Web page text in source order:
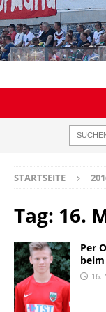
STARTSEITE
Tag: 16.
Per
16.